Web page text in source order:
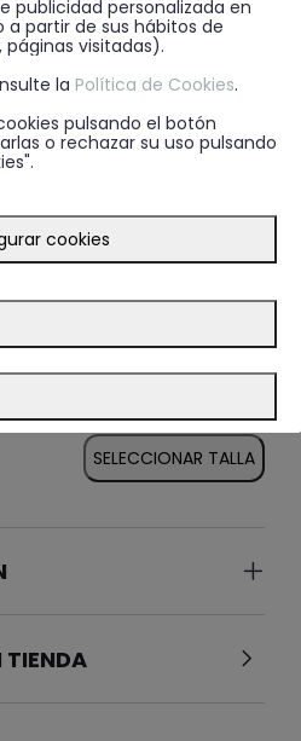
SELECCIONAR TALLA
TIENDA
publicidad personalizada en
partir de sus hábitos de
visitadas).
la Política de Cookies.
pulsando el botón
o rechazar su uso pulsando
cookies